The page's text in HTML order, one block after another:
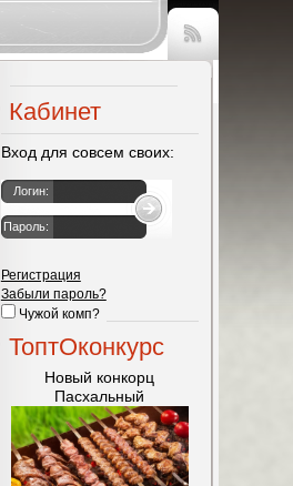
Чтение
RSS
Кабинет
Вход для совсем своих:
Логин:
Пароль:
Регистрация
Забыли пароль?
Чужой комп?
ТоптОконкурс
Новый конкорц
Пасхальный